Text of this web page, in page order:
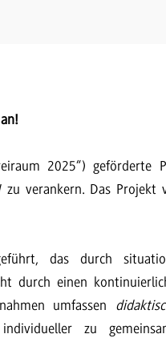
2025“) geförderte
verankern. Das Projekt
das durch
durch einen
umfassen
zu